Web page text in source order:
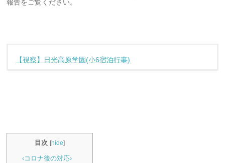
報告をご覧ください。
【視察】日光高原学園(小6宿泊行事)
目次 [hide]
‹コロナ後の対応›